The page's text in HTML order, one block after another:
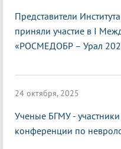
Представители
приняли участие в I
«РОСМЕДОБР – Урал
24 октября, 2025
Ученые БГМУ -
конференции по